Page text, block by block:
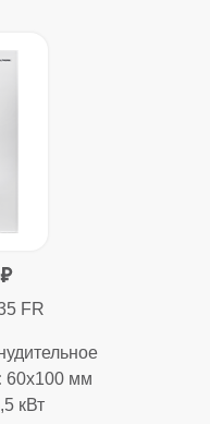
FR
60x100 мм
кВт